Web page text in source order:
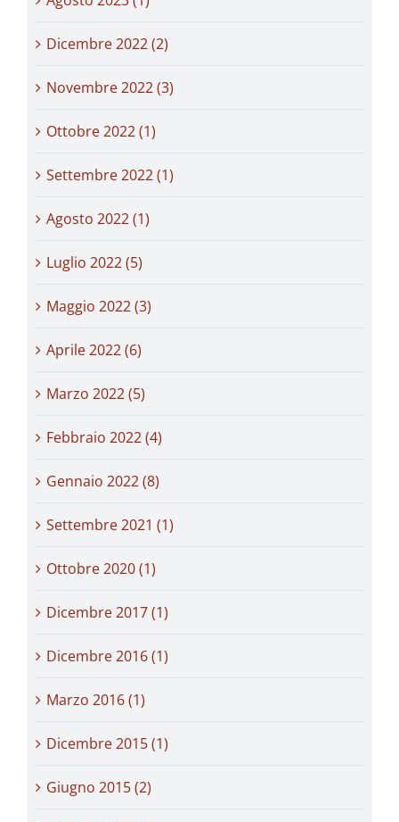
Dicembre 2022 (2)
Novembre 2022 (3)
Ottobre 2022 (1)
Settembre 2022 (1)
Agosto 2022 (1)
Luglio 2022 (5)
Maggio 2022 (3)
Aprile 2022 (6)
Marzo 2022 (5)
Febbraio 2022 (4)
Gennaio 2022 (8)
Settembre 2021 (1)
Ottobre 2020 (1)
Dicembre 2017 (1)
Dicembre 2016 (1)
Marzo 2016 (1)
Dicembre 2015 (1)
Giugno 2015 (2)